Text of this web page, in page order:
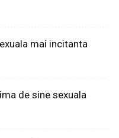
mai incitanta
de sine sexuala